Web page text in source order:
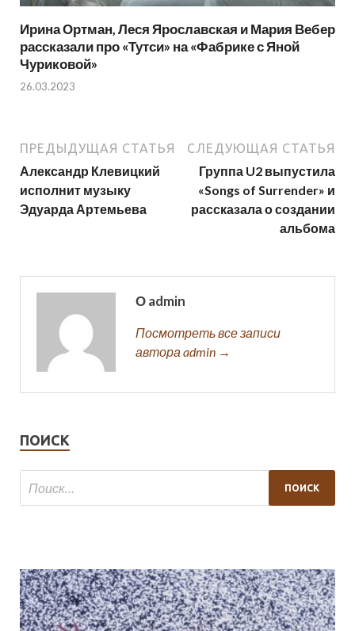
Ирина Ортман, Леся Ярославская и Мария Вебер
рассказали про «Тутси» на «Фабрике с Яной
Чуриковой»
26.03.2023
ПРЕДЫДУЩАЯ СТАТЬЯ
Александр Клевицкий
исполнит музыку
Эдуарда Артемьева
СЛЕДУЮЩАЯ СТАТЬЯ
Группа U2 выпустила
«Songs of Surrender» и
рассказала о создании
альбома
О admin
Посмотреть все записи
автора admin →
ПОИСК